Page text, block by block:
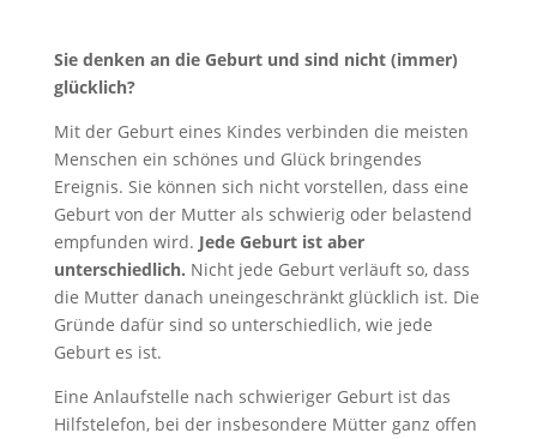
Sie denken an die Geburt und sind nicht (immer)
glücklich?
Mit der Geburt eines Kindes verbinden die meisten
Menschen ein schönes und Glück bringendes
Ereignis. Sie können sich nicht vorstellen, dass eine
Geburt von der Mutter als schwierig oder belastend
empfunden wird. Jede Geburt ist aber
unterschiedlich. Nicht jede Geburt verläuft so, dass
die Mutter danach uneingeschränkt glücklich ist. Die
Gründe dafür sind so unterschiedlich, wie jede
Geburt es ist.
Eine Anlaufstelle nach schwieriger Geburt ist das
Hilfstelefon, bei der insbesondere Mütter ganz offen